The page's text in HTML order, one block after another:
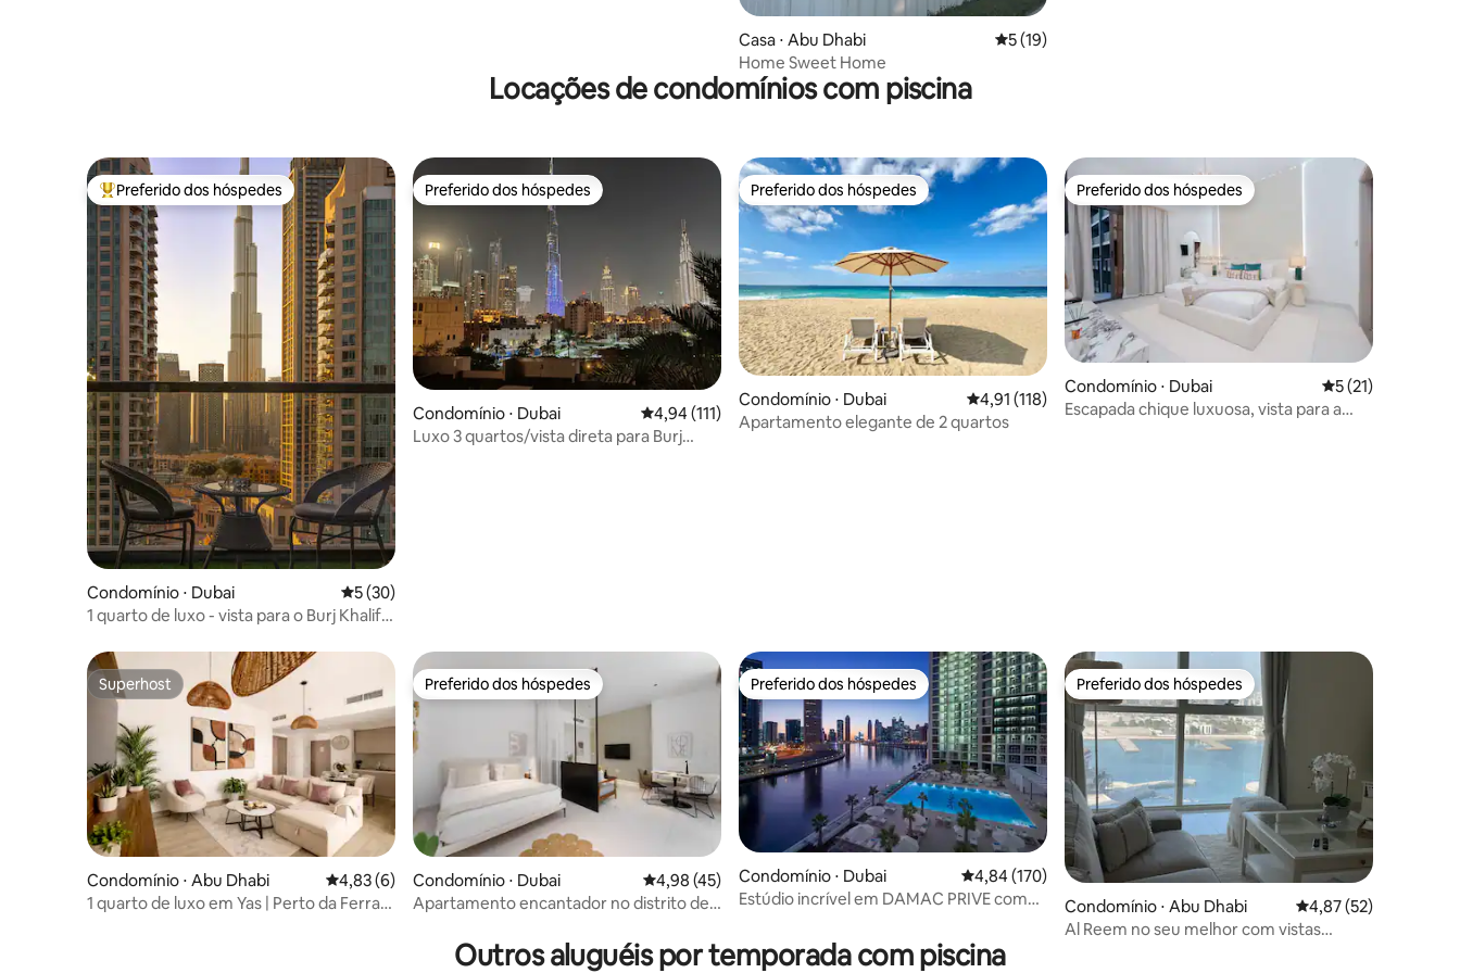
Casa ⋅ Abu Dhabi 5 de uma avaliação média de 5, 19 avaliações
5 (19)
Home Sweet Home
Locações de condomínios com piscina
Entre os melhores preferidos dos hóspedes
Preferido dos hóspedes
Condomínio ⋅ Dubai 5 de uma avaliação média de 5, 30 avaliações
5 (30)
1 quarto de luxo - vista para o Burj Khalifa
Preferido dos hóspedes
Preferido dos hóspedes
Condomínio ⋅ Dubai 4,94 de uma avaliação média de 5, 111 avaliações
4,94 (111)
Luxo 3 quartos/vista direta para Burj
Preferido dos hóspedes
Preferido dos hóspedes
Condomínio ⋅ Dubai 4,91 de uma avaliação média de 5, 118 avaliações
4,91 (118)
Apartamento elegante de 2 quartos
Preferido dos hóspedes
Preferido dos hóspedes
Condomínio ⋅ Dubai 5 de uma
5 (21)
Escapada chique luxuosa, vista para a
Superhost
Superhost
Condomínio ⋅ Abu Dhabi 4,83 de uma avaliação média de 5, 6 avaliações
4,83 (6)
1 quarto de luxo em Yas | Perto da Ferrari
Preferido dos hóspedes
Preferido dos hóspedes
Condomínio ⋅ Dubai 4,98 de uma avaliação média de 5, 45 avaliações
4,98 (45)
Apartamento encantador no distrito de
Preferido dos hóspedes
Preferido dos hóspedes
Condomínio ⋅ Dubai 4,84 de uma avaliação média de 5, 170 avaliações
4,84 (170)
Estúdio incrível em DAMAC PRIVE com
Preferido dos hóspedes
Preferido dos hóspedes
Condomínio ⋅ Abu Dhabi 4,87 de uma
4,87 (52)
Al Reem no seu melhor com vistas
Outros aluguéis por temporada com piscina